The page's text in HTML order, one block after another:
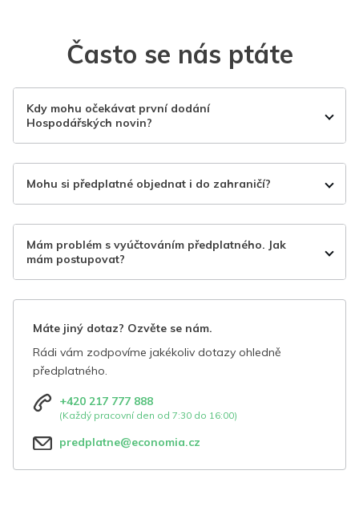
Často se nás ptáte
Kdy mohu očekávat první dodání
Hospodářských novin?
Mohu si předplatné objednat i do zahraničí?
Mám problém s vyúčtováním předplatného. Jak
mám postupovat?
Máte jiný dotaz? Ozvěte se nám.
Rádi vám zodpovíme jakékoliv dotazy ohledně
předplatného.
+420 217 777 888
(Každý pracovní den od 7:30 do 16:00)
predplatne@economia.cz